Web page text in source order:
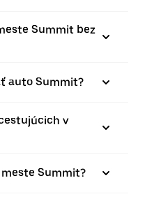
Summit bez
auto Summit?
v
Summit?